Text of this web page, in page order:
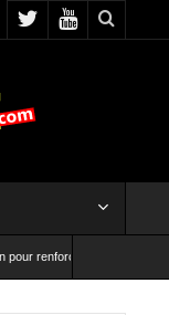
les contrôles